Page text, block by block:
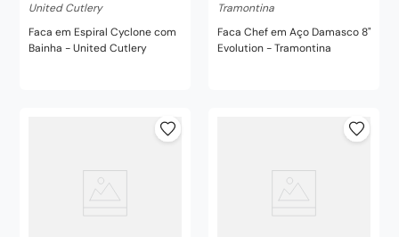
United Cutlery
Faca em Espiral Cyclone com
Bainha - United Cutlery
Tramontina
Faca Chef em Aço Damasco 8"
Evolution - Tramontina